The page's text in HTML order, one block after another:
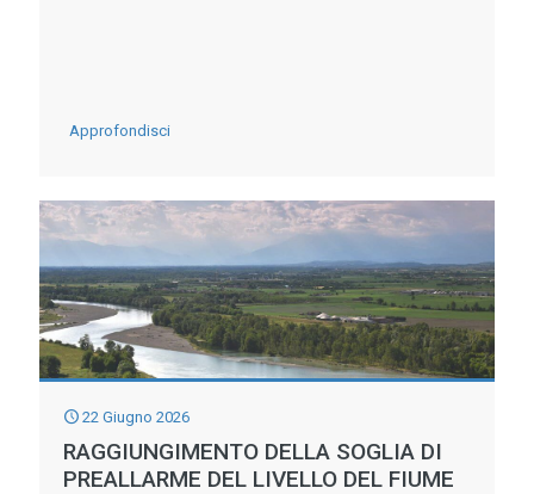
Approfondisci-
RISCHIA
PERDERE
FINO
AL
5%
DI
PIL
TRACOLLO
22 Giugno 2026
RAGGIUNGIMENTO DELLA SOGLIA DI
PREALLARME DEL LIVELLO DEL FIUME